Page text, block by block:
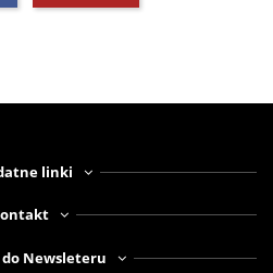
linki
do Newsleteru